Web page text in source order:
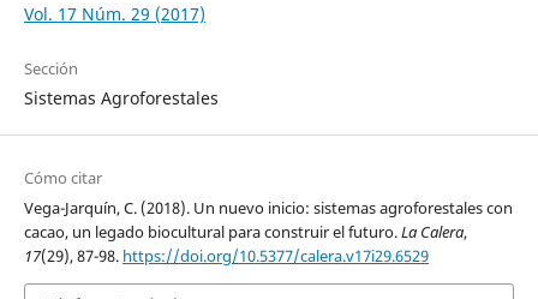
Vol. 17 Núm. 29 (2017)
Sección
Sistemas Agroforestales
Cómo citar
Vega-Jarquín, C. (2018). Un nuevo inicio: sistemas agroforestales con
cacao, un legado biocultural para construir el futuro.La Calera,
17(29), 87-98. https://doi.org/10.5377/calera.v17i29.6529